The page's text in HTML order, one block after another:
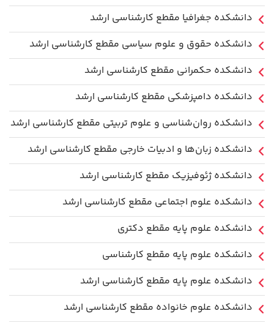
دانشکده جغرافیا مقطع کارشناسی ارشد
دانشکده حقوق و علوم سیاسی مقطع کارشناسی ارشد
دانشکده حکمرانی مقطع کارشناسی ارشد
دانشکده دامپزشکی مقطع کارشناسی ارشد
دانشکده روان‌شناسی و علوم تربیتی مقطع کارشناسی ارشد
دانشکده زبان‌ها و ادبیات خارجی مقطع کارشناسی ارشد
دانشکده ژئوفیزیک مقطع کارشناسی ارشد
دانشکده علوم اجتماعی مقطع کارشناسی ارشد
دانشکده علوم پایه مقطع دکتری
دانشکده علوم پایه مقطع کارشناسی
دانشکده علوم پایه مقطع کارشناسی ارشد
دانشکده علوم خانواده مقطع کارشناسی ارشد